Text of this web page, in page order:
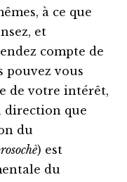
à ce que
et
compte de
pouvez vous
de votre intérêt,
direction que
du
) est
du